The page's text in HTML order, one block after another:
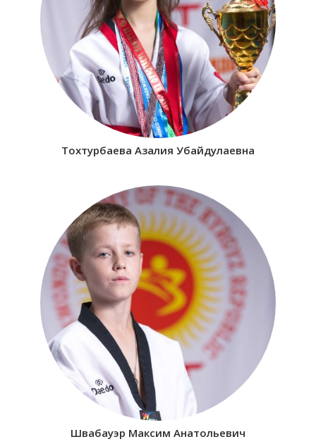
Тохтурбаева Азалия Убайдулаевна
Швабауэр Максим Анатольевич